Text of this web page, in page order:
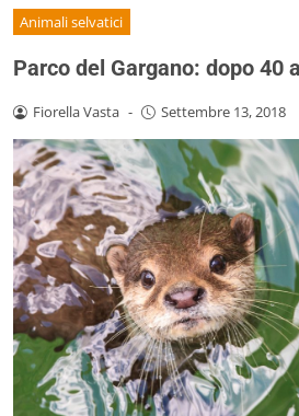
Animali selvatici
Parco del Gargano: dopo 40
Fiorella Vasta - Settembre 13, 2018